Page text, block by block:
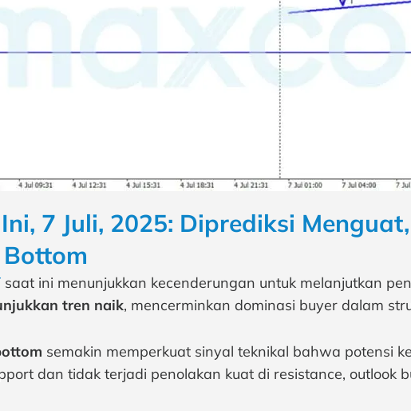
7 Juli, 2025: Diprediksi
saat ini menunjukkan kecenderungan untuk melanjutkan
tren naik, mencerminkan dominasi buyer dalam
semakin memperkuat sinyal teknikal bahwa potensi
dan tidak terjadi penolakan kuat di resistance, outlook